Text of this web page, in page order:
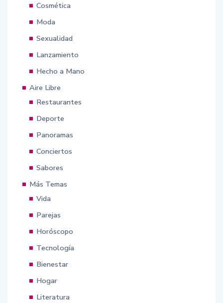
Cosmética
Moda
Sexualidad
Lanzamiento
Hecho a Mano
Aire Libre
Restaurantes
Deporte
Panoramas
Conciertos
Sabores
Más Temas
Vida
Parejas
Horóscopo
Tecnología
Bienestar
Hogar
Literatura